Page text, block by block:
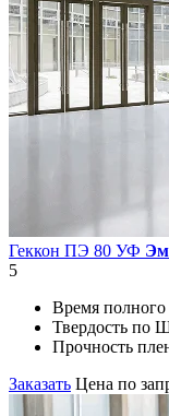
Геккон ПЭ 80 УФ
5
Время полного
Твердость по
Прочность
Заказать Цена по